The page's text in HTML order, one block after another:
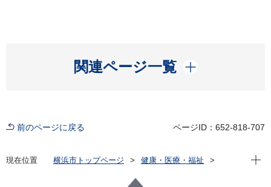
関連ページ一覧
開く
前のページに戻る ページID：652-818-707
現在位置 横浜市トップページ
健康・医療・福祉
生活困窮者自立支援制度
現在